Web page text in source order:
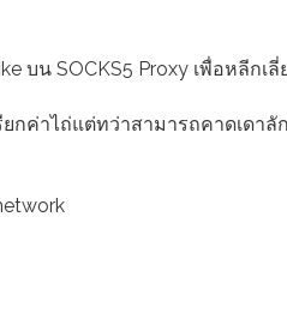
บน SOCKS5 Proxy เพื่อหลีกเลี่
กค่าไถ่แต่ทว่าสามารถคาดเดา